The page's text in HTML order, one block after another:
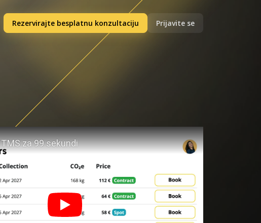
Rezervirajte besplatnu konzultaciju Prijavite se